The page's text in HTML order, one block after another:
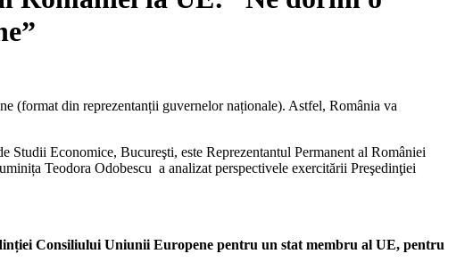
(format din reprezentanții guvernelor naționale). Astfel, România va
Economice, Bucureşti, este Reprezentantul Permanent al României
Teodora Odobescu a analizat perspectivele exercitării Preşedinţiei
Consiliului Uniunii Europene pentru un stat membru al UE, pentru